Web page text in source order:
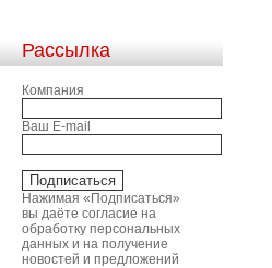
Рассылка
Компания
Ваш E-mail
Нажимая «Подписаться»
вы даёте согласие на
обработку персональных
данных и на получение
новостей и предложений